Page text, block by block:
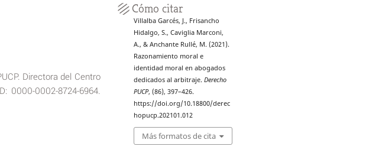
Directora del Centro
0000-0002-8724-6964.
Cómo citar
Villalba Garcés, J., Frisancho
Hidalgo, S., Caviglia Marconi,
A., & Anchante Rullé, M. (2021).
Razonamiento moral e
identidad moral en abogados
dedicados al arbitraje. Derecho
PUCP, (86), 397–426.
https://doi.org/10.18800/derec
hopucp.202101.012
Más formatos de cita